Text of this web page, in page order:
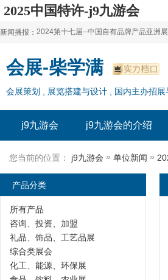
2025中国特许-j9九游会
新闻播报：
2024上海自有品牌展--百货展|食品展 零
2024全球自有--品牌产品亚洲展（plf）
2024上海自有品牌展--2024上海oem 贴
2024第十七届--中国自有品牌产品亚洲
2024全球自有--品牌产品亚洲展（plf）
2024年上海--第17届自有品牌展
会展-柴学满
会展策划 , 展览搭建与设计 , 国内主办招展
j9九游会 j9九游会的介绍
您当前的位置： j9九游会 » 单位新闻 »
产品分类
所有产品
咨询、投资、加盟
礼品、饰品、工艺品展
综合类展会
化工、能源、环保展